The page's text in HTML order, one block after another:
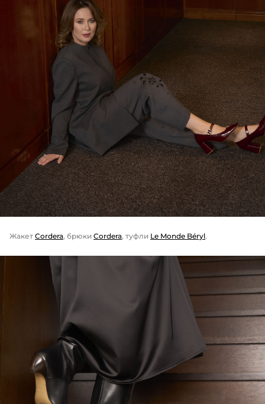
Жакет Cordera, брюки Cordera, туфли Le Monde Béryl.